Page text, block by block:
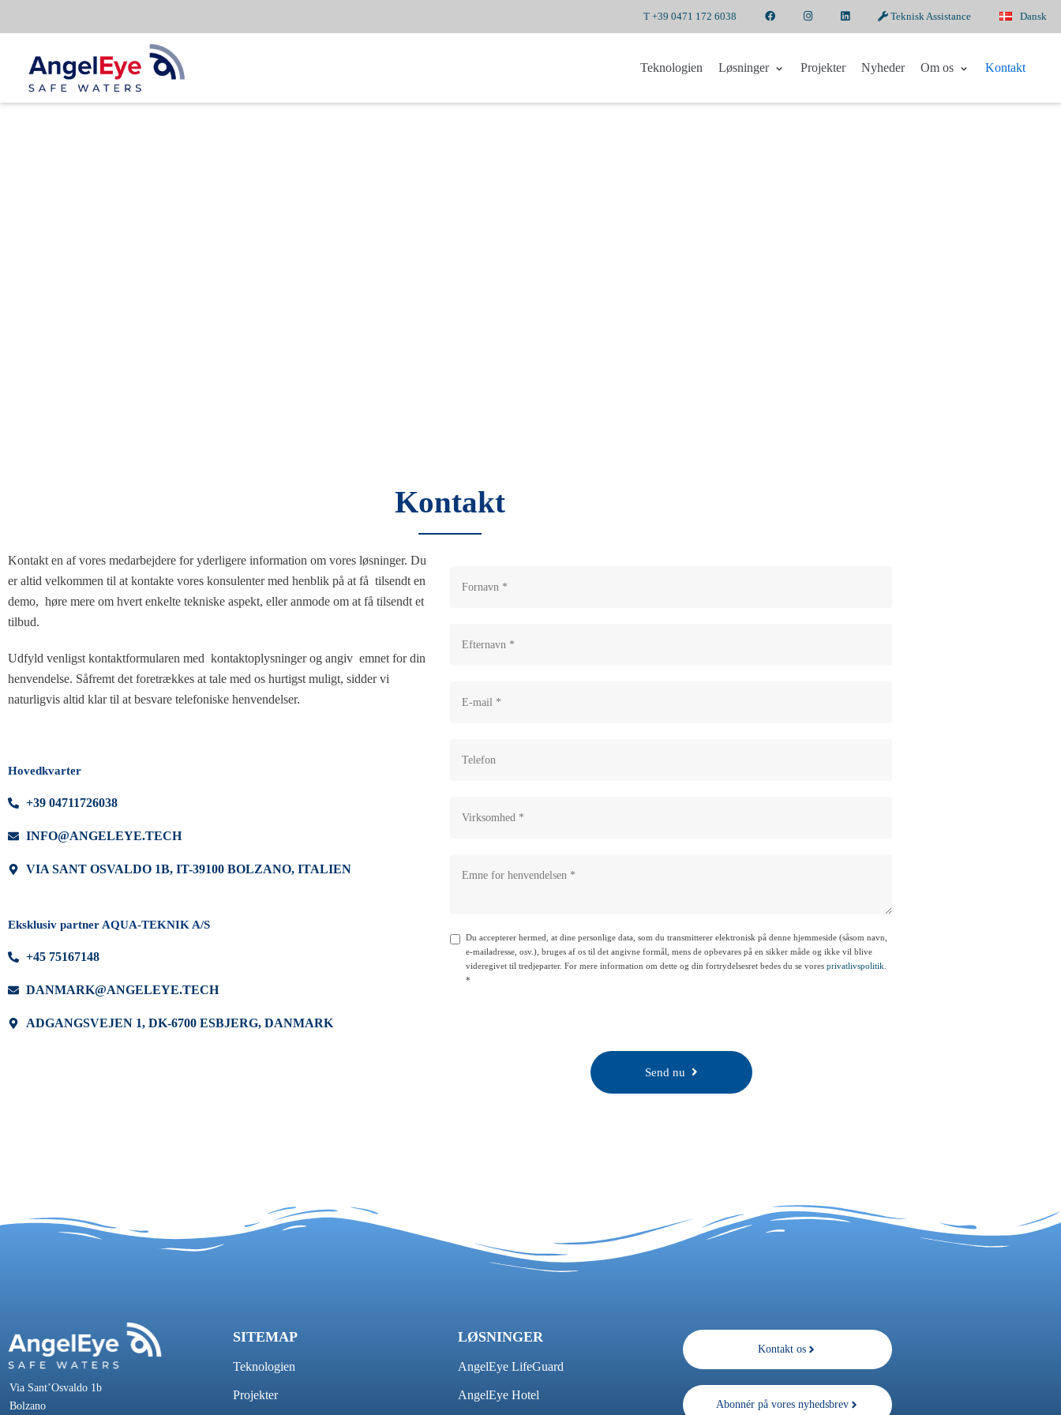
T +39 0471 172 6038 Teknisk Assistance Dansk
indhold
Teknologien Løsninger Projekter Nyheder Om os Kontakt
Kontakt
Kontakt en af vores medarbejdere for yderligere information om vores løsninger. Du
er altid velkommen til at kontakte vores konsulenter med henblik på at få tilsendt en
demo, høre mere om hvert enkelte tekniske aspekt, eller anmode om at få tilsendt et
tilbud.
Udfyld venligst kontaktformularen med kontaktoplysninger og angiv emnet for din
henvendelse. Såfremt det foretrækkes at tale med os hurtigst muligt, sidder vi
naturligvis altid klar til at besvare telefoniske henvendelser.
Hovedkvarter
+39 04711726038
INFO@ANGELEYE.TECH
VIA SANT OSVALDO 1B, IT-39100 BOLZANO, ITALIEN
Eksklusiv partner AQUA-TEKNIK A/S
+45 75167148
DANMARK@ANGELEYE.TECH
ADGANGSVEJEN 1, DK-6700 ESBJERG, DANMARK
Du accepterer hermed, at dine personlige data, som du transmitterer elektronisk på denne hjemmeside (såsom navn,
e-mailadresse, osv.), bruges af os til det angivne formål, mens de opbevares på en sikker måde og ikke vil blive
videregivet til tredjeparter. For mere information om dette og din fortrydelsesret bedes du se vores privatlivspolitik
*
Send nu
Via Sant’Osvaldo 1b
Bolzano
SITEMAP
Teknologien
Projekter
LØSNINGER
AngelEye LifeGuard
AngelEye Hotel
Kontakt os
Abonnér på vores nyhedsbrev